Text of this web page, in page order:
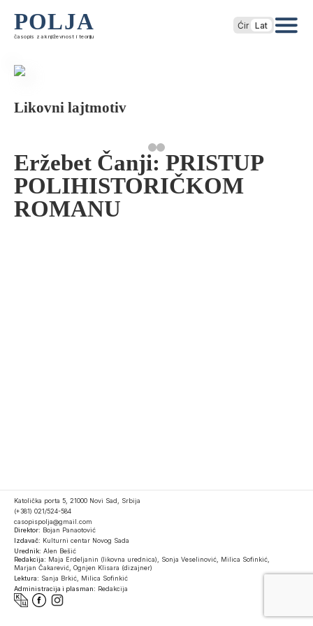
POLJA
časopis za književnost i teoriju
Ćir Lat
Likovni lajtmotiv
Eržebet Čanji: PRISTUP
POLIHISTORIČKOM
ROMANU
Katolička porta 5, 21000 Novi Sad, Srbija
(+381) 021/524-584
casopispolja@gmail.com
Direktor: Bojan Panaotović
Izdavač: Kulturni centar Novog Sada
Urednik: Alen Bešić
Redakcija: Maja Erdeljanin (likovna urednica), Sonja Veselinović, Milica Sofinkić,
Marjan Čakarević, Ognjen Klisara (dizajner)
Lektura: Sanja Brkić, Milica Sofinkić
Administracija i plasman: Redakcija